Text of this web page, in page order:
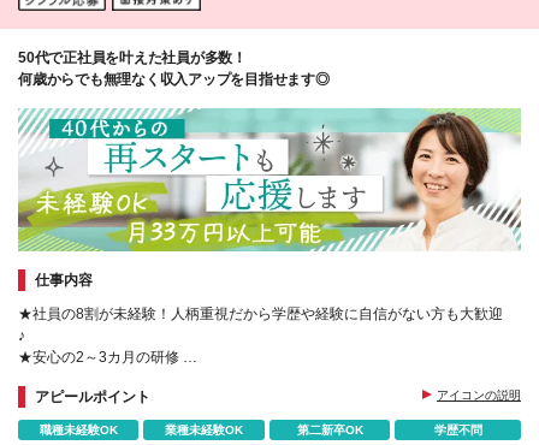
50代で正社員を叶えた社員が多数！
何歳からでも無理なく収入アップを目指せます◎
仕事内容
★社員の8割が未経験！人柄重視だから学歴や経験に自信がない方も大歓迎
♪
★安心の2～3カ月の研修
★国家資格も取得できる無料サポートあり！
★服装･髪型･髪色自由
アピールポイント アイコンの説明
職種未経験OK 業種未経験OK 第二新卒OK
学歴不問